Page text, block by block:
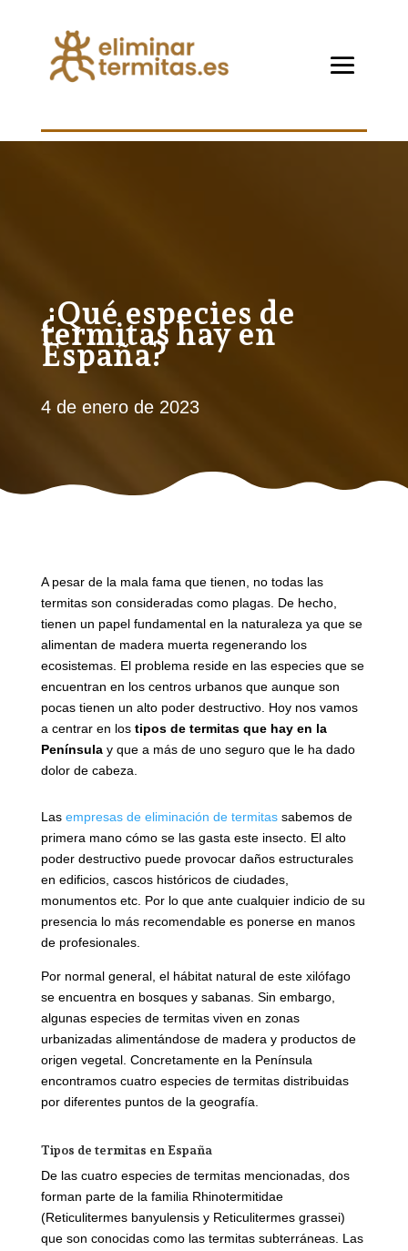
¿Qué especies de
termitas hay en
España?
4 de enero de 2023
A pesar de la mala fama que tienen, no todas las
termitas son consideradas como plagas. De hecho,
tienen un papel fundamental en la naturaleza ya que se
alimentan de madera muerta regenerando los
ecosistemas. El problema reside en las especies que se
encuentran en los centros urbanos que aunque son
pocas tienen un alto poder destructivo. Hoy nos vamos
a centrar en los tipos de termitas que hay en la
Penínsulay que a más de uno seguro que le ha dado
dolor de cabeza.
Las empresas de eliminación de termitassabemos de
primera mano cómo se las gasta este insecto. El alto
poder destructivo puede provocar daños estructurales
en edificios, cascos históricos de ciudades,
monumentos etc. Por lo que ante cualquier indicio de su
presencia lo más recomendable es ponerse en manos
de profesionales.
Por normal general, el hábitat natural de este xilófago
se encuentra en bosques y sabanas. Sin embargo,
algunas especies de termitas viven en zonas
urbanizadas alimentándose de madera y productos de
origen vegetal. Concretamente en la Península
encontramos cuatro especies de termitas distribuidas
por diferentes puntos de la geografía.
Tipos de termitas en España
De las cuatro especies de termitas mencionadas, dos
forman parte de la familia Rhinotermitidae
(Reticulitermes banyulensis y Reticulitermes grassei)
que son conocidas como las termitas subterráneas. Las